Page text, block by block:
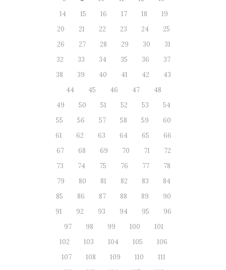
14
15 16 17 18
19
20
21 22 23 24
25
26
27 28 29 30
31
32
33 34 35 36
37
38
39 40 41 42
43
44
45 46 47
48
49
50 51 52 53
54
55
56 57 58 59
60
61
62 63 64 65
66
67
68 69 70 71
72
73
74 75 76 77
78
79
80 81 82 83
84
85
86 87 88 89
90
91
92 93 94 95
96
97
98 99 100
101
102
103 104 105
106
107
108 109 110
111